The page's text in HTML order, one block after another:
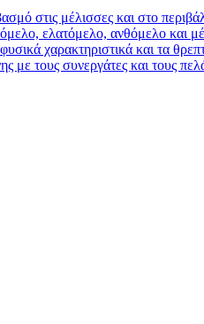
στις μέλισσες και στο
ελατόμελο, ανθόμελο και
χαρακτηριστικά και τα
τους συνεργάτες και τους